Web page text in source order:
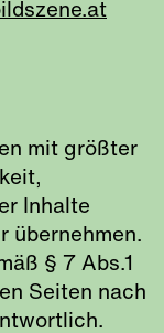
mit größter
Inhalte
übernehmen.
§ 7 Abs.1
Seiten nach